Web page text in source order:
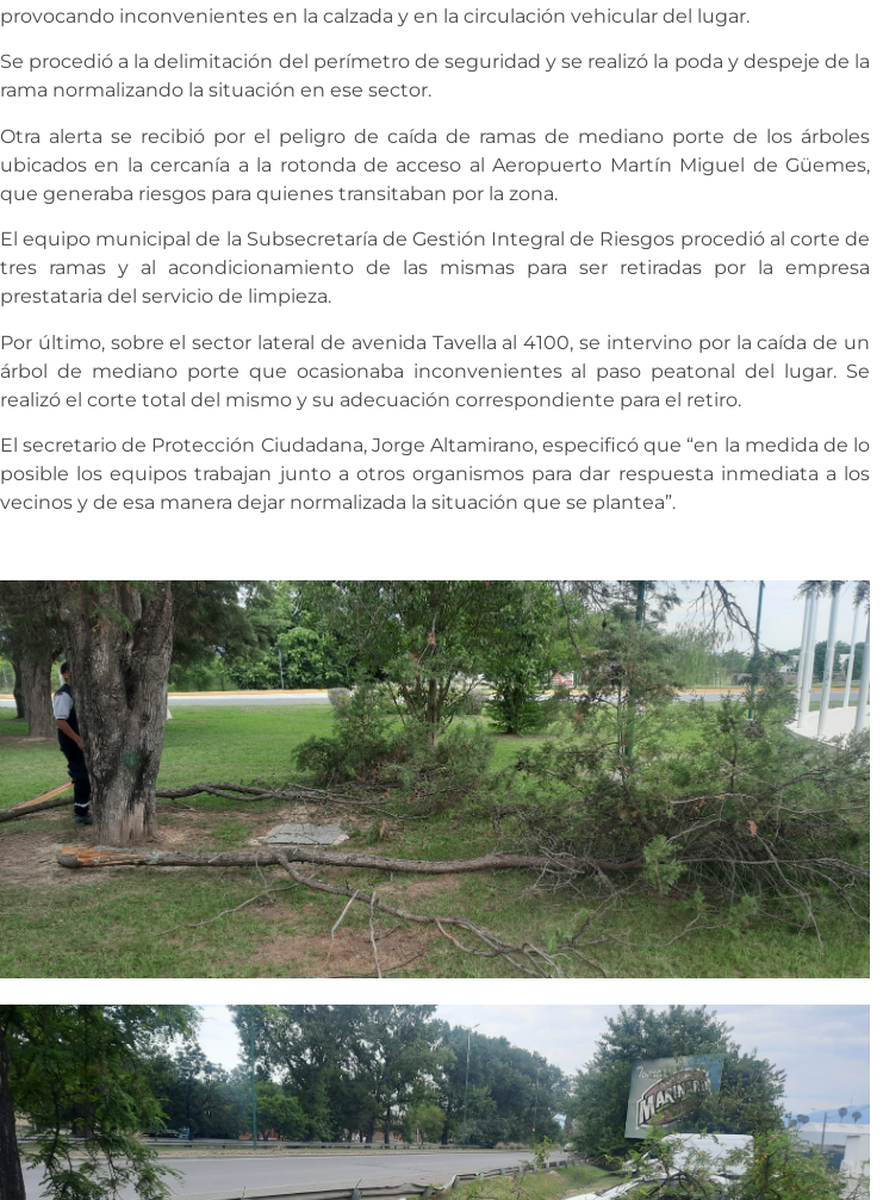
provocando inconvenientes en la calzada y en la circulación vehicular del lugar.
Se procedió a la delimitación del perímetro de seguridad y se realizó la poda y despeje de la
rama normalizando la situación en ese sector.
Otra alerta se recibió por el peligro de caída de ramas de mediano porte de los árboles
ubicados en la cercanía a la rotonda de acceso al Aeropuerto Martín Miguel de Güemes,
que generaba riesgos para quienes transitaban por la zona.
El equipo municipal de la Subsecretaría de Gestión Integral de Riesgos procedió al corte de
tres ramas y al acondicionamiento de las mismas para ser retiradas por la empresa
prestataria del servicio de limpieza.
Por último, sobre el sector lateral de avenida Tavella al 4100, se intervino por la caída de un
árbol de mediano porte que ocasionaba inconvenientes al paso peatonal del lugar. Se
realizó el corte total del mismo y su adecuación correspondiente para el retiro.
El secretario de Protección Ciudadana, Jorge Altamirano, especificó que “en la medida de lo
posible los equipos trabajan junto a otros organismos para dar respuesta inmediata a los
vecinos y de esa manera dejar normalizada la situación que se plantea”.